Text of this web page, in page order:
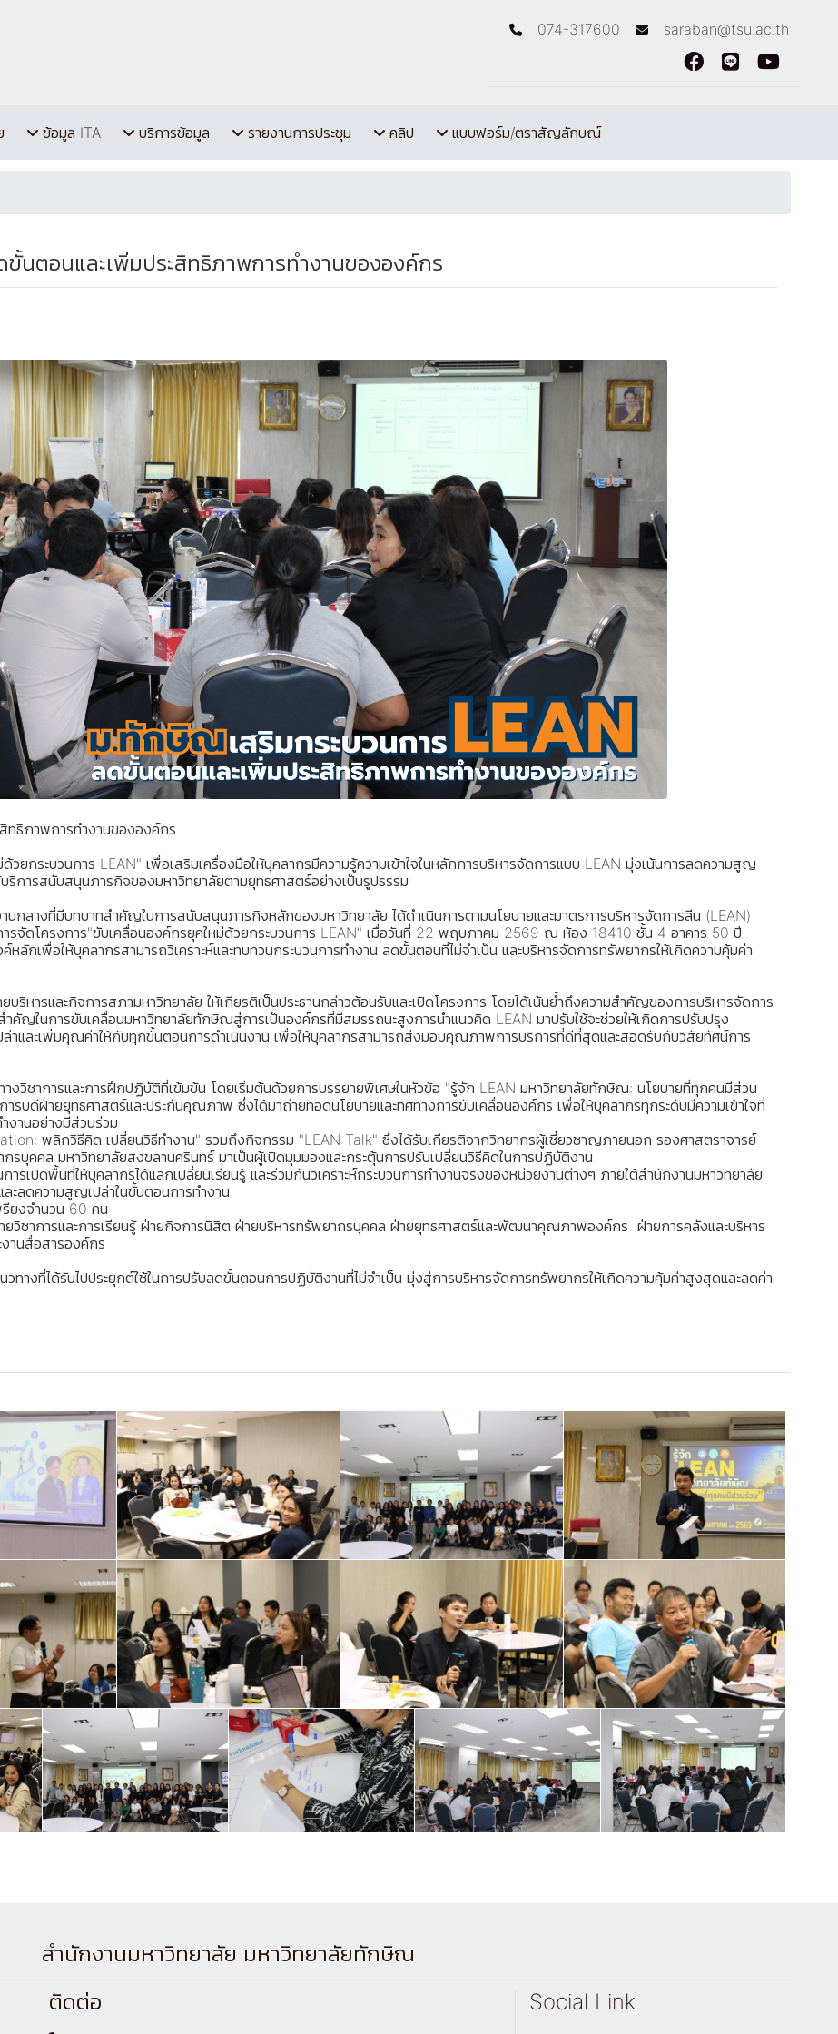
074-317600 saraban@tsu.ac.th
ข้อมูล ITA บริการข้อมูล รายงานการประชุม คลิป แบบฟอร์ม/ตราสัญลักษณ์
นตอนและเพิ่มประสิทธิภาพการทำงานขององค์กร
ทธิภาพการทำงานขององค์กร
กระบวนการ LEAN" เพื่อเสริมเครื่องมือให้บุคลากรมีความรู้ความเข้าใจในหลักการบริหารจัดการแบบ LEAN มุ่งเน้นการลดความสูญ
ริการสนับสนุนภารกิจของมหาวิทยาลัยตามยุทธศาสตร์อย่างเป็นรูปธรรม
กลางที่มีบทบาทสำคัญในการสนับสนุนภารกิจหลักของมหาวิทยาลัย ได้ดำเนินการตามนโยบายและมาตรการบริหารจัดการลีน (LEAN)
รจัดโครงการ"ขับเคลื่อนองค์กรยุคใหม่ด้วยกระบวนการ LEAN" เมื่อวันที่ 22 พฤษภาคม 2569 ณ ห้อง 18410 ชั้น 4 อาคาร 50 ปี
กเพื่อให้บุคลากรสามารถวิเคราะห์และทบทวนกระบวนการทำงาน ลดขั้นตอนที่ไม่จำเป็น และบริหารจัดการทรัพยากรให้เกิดความคุ้มค่า
หารและกิจการสภามหาวิทยาลัย ให้เกียรติเป็นประธานกล่าวต้อนรับและเปิดโครงการ โดยได้เน้นย้ำถึงความสำคัญของการบริหารจัดการ
คัญในการขับเคลื่อนมหาวิทยาลัยทักษิณสู่การเป็นองค์กรที่มีสมรรถนะสูงการนำแนวคิด LEAN มาปรับใช้จะช่วยให้เกิดการปรับปรุง
ล่าและเพิ่มคุณค่าให้กับทุกขั้นตอนการดำเนินงาน เพื่อให้บุคลากรสามารถส่งมอบคุณภาพการบริการที่ดีที่สุดและสอดรับกับวิสัยทัศน์การ
งวิชาการและการฝึกปฏิบัติที่เข้มข้น โดยเริ่มต้นด้วยการบรรยายพิเศษในหัวข้อ "รู้จัก LEAN มหาวิทยาลัยทักษิณ: นโยบายที่ทุกคนมีส่วน
บดีฝ่ายยุทธศาสตร์และประกันคุณภาพ ซึ่งได้มาถ่ายทอดนโยบายและทิศทางการขับเคลื่อนองค์กร เพื่อให้บุคลากรทุกระดับมีความเข้าใจที่
งานอย่างมีส่วนร่วม
พลิกวิธีคิด เปลี่ยนวิธีทำงาน" รวมถึงกิจกรรม "LEAN Talk" ซึ่งได้รับเกียรติจากวิทยากรผู้เชี่ยวชาญภายนอก รองศาสตราจารย์
บุคคล มหาวิทยาลัยสงขลานครินทร์ มาเป็นผู้เปิดมุมมองและกระตุ้นการปรับเปลี่ยนวิธีคิดในการปฏิบัติงาน
รเปิดพื้นที่ให้บุคลากรได้แลกเปลี่ยนเรียนรู้ และร่วมกันวิเคราะห์กระบวนการทำงานจริงของหน่วยงานต่างๆ ภายใต้สำนักงานมหาวิทยาลัย
ะลดความสูญเปล่าในขั้นตอนการทำงาน
รียงจำนวน 60 คน
วิชาการและการเรียนรู้ ฝ่ายกิจการนิสิต ฝ่ายบริหารทรัพยากรบุคคล ฝ่ายยุทธศาสตร์และพัฒนาคุณภาพองค์กร ฝ่ายการคลังและบริหาร
านสื่อสารองค์กร
ทางที่ได้รับไปประยุกต์ใช้ในการปรับลดขั้นตอนการปฏิบัติงานที่ไม่จำเป็น มุ่งสู่การบริหารจัดการทรัพยากรให้เกิดความคุ้มค่าสูงสุดและลดค่า
สำนักงานมหาวิทยาลัย มหาวิทยาลัยทักษิณ
ติดต่อ Social Link